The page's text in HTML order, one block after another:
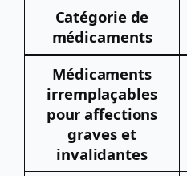
Catégorie de
médicaments
Médicaments
irremplaçables
pour affections
graves et
invalidantes